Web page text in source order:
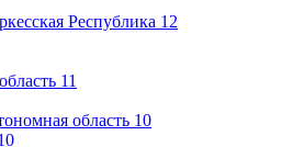
Республика 12
11
область 10